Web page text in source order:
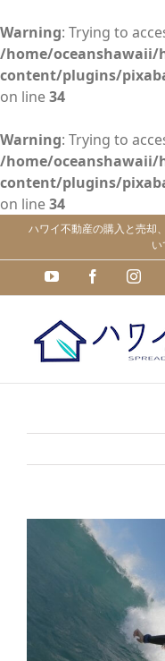
Warning: Trying to
/home/oceanshawaii/
content/plugins/
on line34
Warning: Trying to
/home/oceanshawaii/
content/plugins/
on line34
content
ハワイ不動産の購入と売却
い
YouTube Facebook